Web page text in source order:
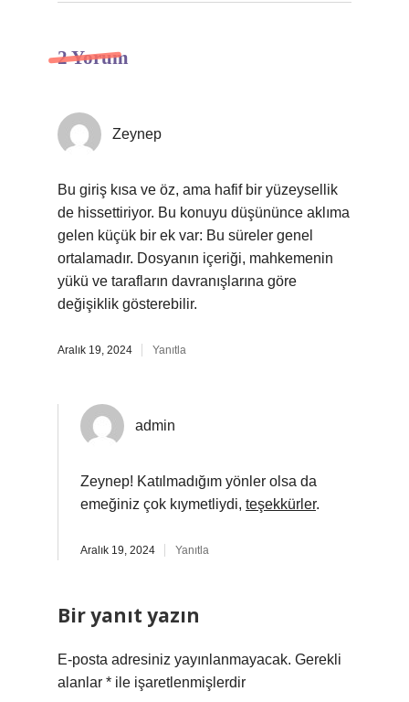
2 Yorum
Zeynep
Bu giriş kısa ve öz, ama hafif bir yüzeysellik
de hissettiriyor. Bu konuyu düşününce aklıma
gelen küçük bir ek var: Bu süreler genel
ortalamadır. Dosyanın içeriği, mahkemenin
yükü ve tarafların davranışlarına göre
değişiklik gösterebilir.
Aralık 19, 2024 Yanıtla
admin
Zeynep! Katılmadığım yönler olsa da
emeğiniz çok kıymetliydi, teşekkürler.
Aralık 19, 2024 Yanıtla
Bir yanıt yazın
E-posta adresiniz yayınlanmayacak. Gerekli
alanlar * ile işaretlenmişlerdir